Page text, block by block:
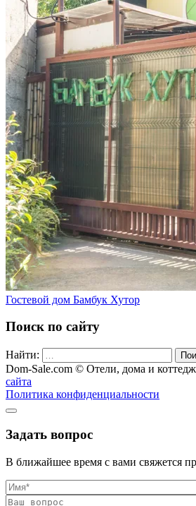
Гостевой дом Бамбук Хутор
Поиск по сайту
Найти:
Dom-Sale.com © Отели, дома и
сайта
Политика конфиденциальности
Задать вопрос
В ближайшее время с вами свяжется